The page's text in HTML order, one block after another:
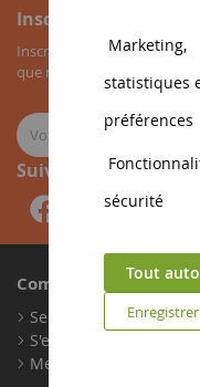
Inscription à la
Inscrivez-vous à notre
que nos nouveautés sur les
Suivez-nous
Compte
Se connecter
S'enregistrer
Mes points de fidélité
Marketing,
statistiques
préférences
sécurité
Tout